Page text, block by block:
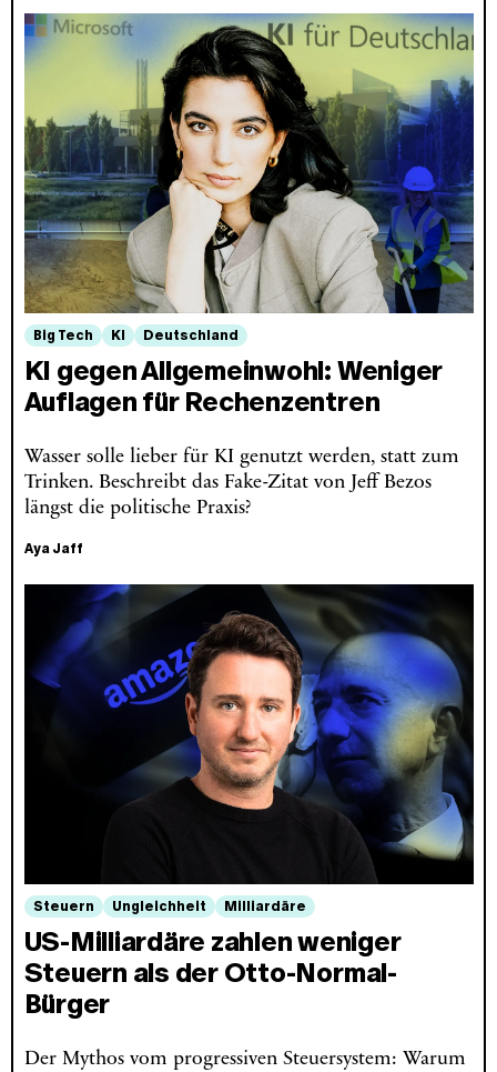
Big Tech KI Deutschland
KI gegen Allgemeinwohl: Weniger
Auflagen für Rechenzentren
Wasser solle lieber für KI genutzt werden, statt zum
Trinken. Beschreibt das Fake-Zitat von Jeff Bezos
längst die politische Praxis?
Aya Jaff
Steuern Ungleichheit Milliardäre
US-Milliardäre zahlen weniger
Steuern als der Otto-Normal-
Bürger
Der Mythos vom progressiven Steuersystem: Warum